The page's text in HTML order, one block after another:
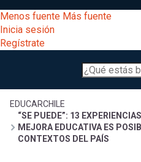
al
contenido
principal
Escritorio]
Menú
Menos fuente Más fuente
Inicia sesión
Regístrate
Buscar
Menú
principal
Desarrollo
Expand
Gestión
curricular
Expandenlaces
EDUCARCHILE
“SE PUEDE”: 13
MEJORA EDUCATIVA ES
CONTEXTOS DEL PAÍS